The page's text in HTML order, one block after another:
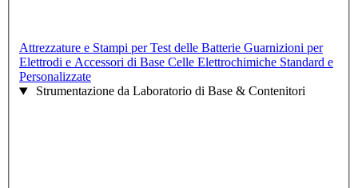
Attrezzature e Stampi per Test delle Batterie Guarnizioni per
Elettrodi e Accessori di Base Celle Elettrochimiche Standard e
Personalizzate
Strumentazione da Laboratorio di Base & Contenitori